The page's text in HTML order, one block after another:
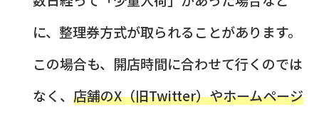
に、整理券方式が取られることがあります。
この場合も、開店時間に合わせて行くのでは
なく、 店舗のX（旧Twitter）やホームページ